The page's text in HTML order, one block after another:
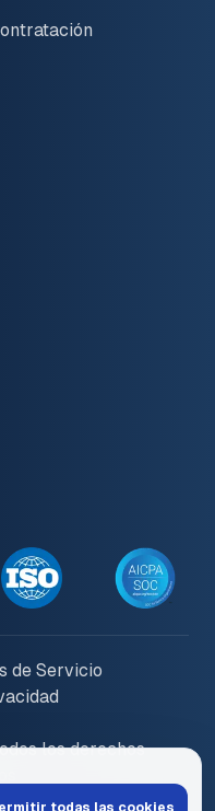
y anuncios,
todas las cookies
de Servicio
los derechos